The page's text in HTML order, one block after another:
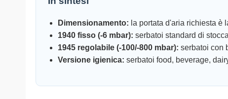
Dimensionamento: la portata d'aria richiesta è
1940 fisso (-6 mbar): serbatoi standard di
1945 regolabile (-100/-800 mbar): serbatoi con
Versione igienica: serbatoi food, beverage,